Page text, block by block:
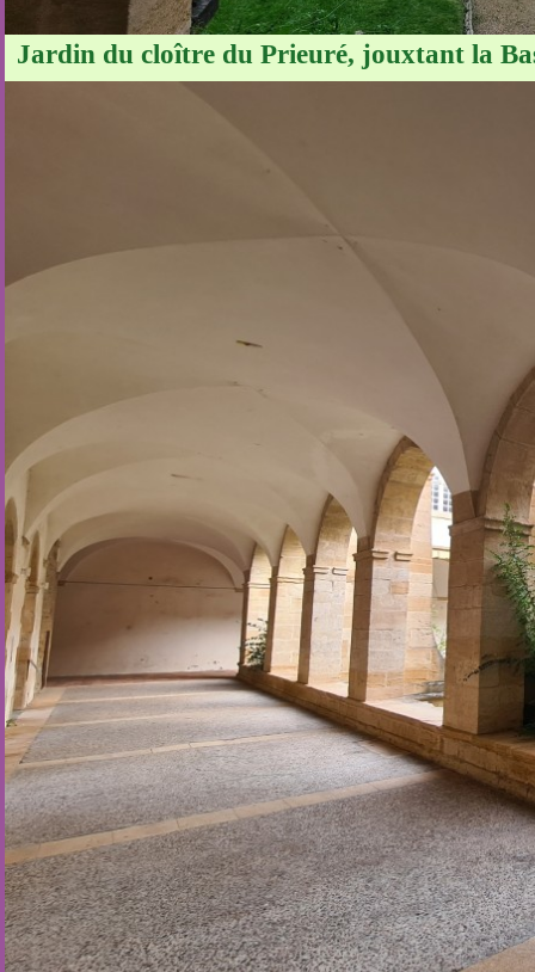
Jardin du cloître du Prieuré, jouxtant la